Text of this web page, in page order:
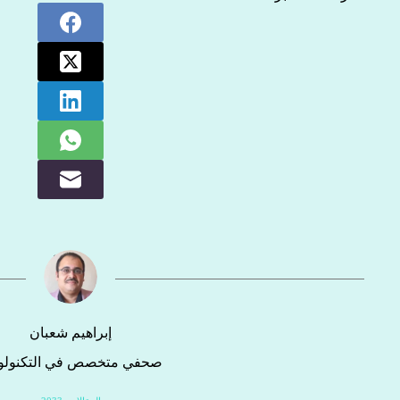
إبراهيم شعبان
صحفي متخصص في